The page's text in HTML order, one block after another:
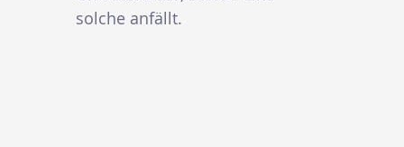
solche anfällt.